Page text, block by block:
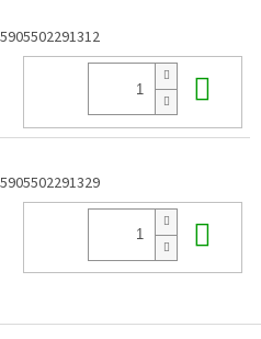
5905502291312
5905502291329